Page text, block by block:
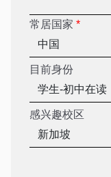
常居国家 *
目前身份
感兴趣校区